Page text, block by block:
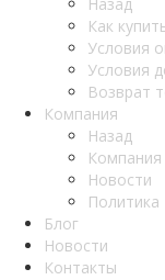
Как
Условия
Условия
Возврат
Компания
Назад
Компания
Новости
Политика
Блог
Новости
Контакты